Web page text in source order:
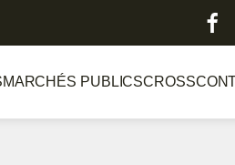
MARCHÉS PUBLICSCROSS